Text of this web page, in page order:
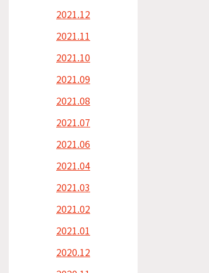
2021.12
2021.11
2021.10
2021.09
2021.08
2021.07
2021.06
2021.04
2021.03
2021.02
2021.01
2020.12